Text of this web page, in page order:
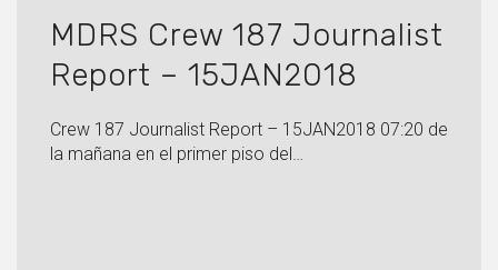
MDRS Crew 187 Journalist
Report – 15JAN2018
Crew 187 Journalist Report – 15JAN2018 07:20 de
la mañana en el primer piso del…